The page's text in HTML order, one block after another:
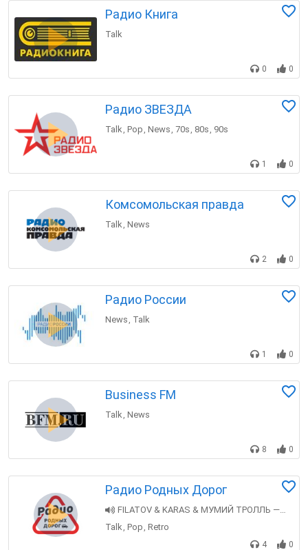
Радио Книга
Talk
0 0
Радио ЗВЕЗДА
Talk, Pop , News , 70s , 80s , 90s
1 0
Комсомольская правда
Talk, News
2 0
Радио России
News , Talk
1 0
Business FM
Talk, News
8 0
Радио Родных Дорог
FILATOV & KARAS & МУМИЙ ТРОЛЛЬ — Amore More Goodbye
Talk, Pop , Retro
4 0